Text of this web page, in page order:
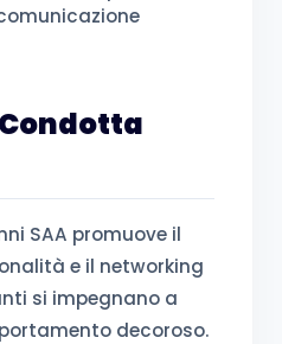
SAA promuove il
e il networking
si impegnano a
decoroso.